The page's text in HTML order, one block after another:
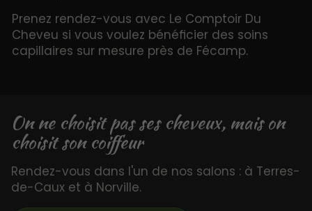
Prenez rendez-vous avec Le Comptoir Du
Cheveu si vous voulez bénéficier des soins
capillaires sur mesure près de Fécamp.
On ne choisit pas ses cheveux, mais on
choisit son coiffeur
Rendez-vous dans l'un de nos salons : à Terres-
de-Caux et à Norville.